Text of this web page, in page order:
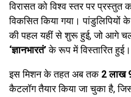
विरासत को विश्व स्तर पर
विकसित किया गया।
की पहल यहीं से शुरू हुई, जो आगे
‘ज्ञानभारतं’के रूप में विस्तारित हुई।
इस मिशन के तहत अब तक 2 लाख
कैटलॉग तैयार किया जा चुका है,